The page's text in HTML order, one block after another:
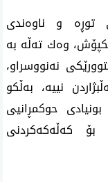
توڕە و ناوەندی
وەك تەڵە بە
نەنووسراو،
نییە، بەڵكو
حوكمڕانیی
بۆ كەڵەكەكردنی